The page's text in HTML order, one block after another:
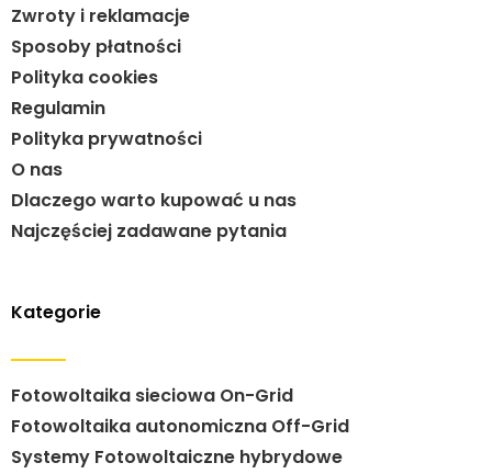
Zwroty i reklamacje
Sposoby płatności
Polityka cookies
Regulamin
Polityka prywatności
O nas
Dlaczego warto kupować u nas
Najczęściej zadawane pytania
Kategorie
Fotowoltaika sieciowa On-Grid
Fotowoltaika autonomiczna Off-Grid
Systemy Fotowoltaiczne hybrydowe